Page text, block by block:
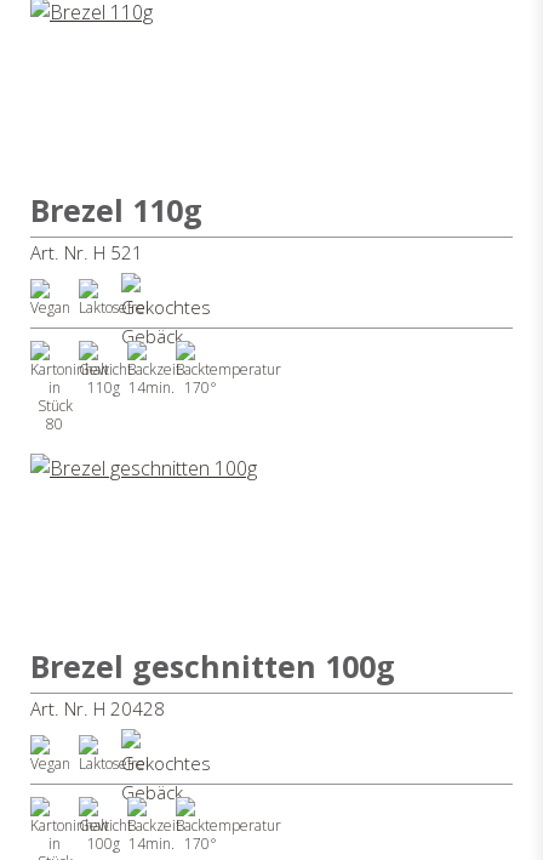
Brezel 110g
Art. Nr. H 521
80
110g 14min. 170°
Brezel geschnitten 100g
Art. Nr. H 20428
100g 14min. 170°